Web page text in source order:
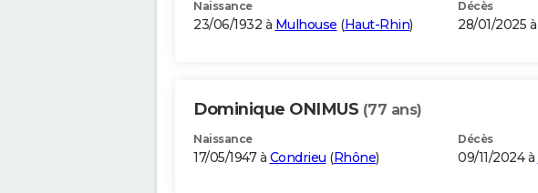
Naissance
23/06/1932 à Mulhouse (Haut-Rhin)
Décès
28/01/2025 à
Dominique ONIMUS (77 ans)
Naissance
17/05/1947 à Condrieu (Rhône)
Décès
09/11/2024 à